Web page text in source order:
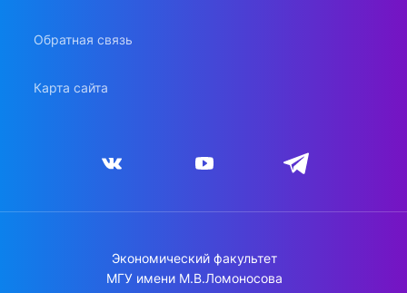
Обратная связь
Карта сайта
Экономический факультет
МГУ имени М.В.Ломоносова